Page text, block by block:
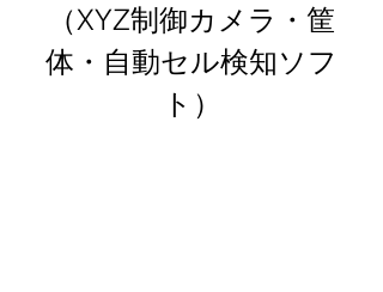
（XYZ制御カメラ・筐
体・自動セル検知ソフ
ト）